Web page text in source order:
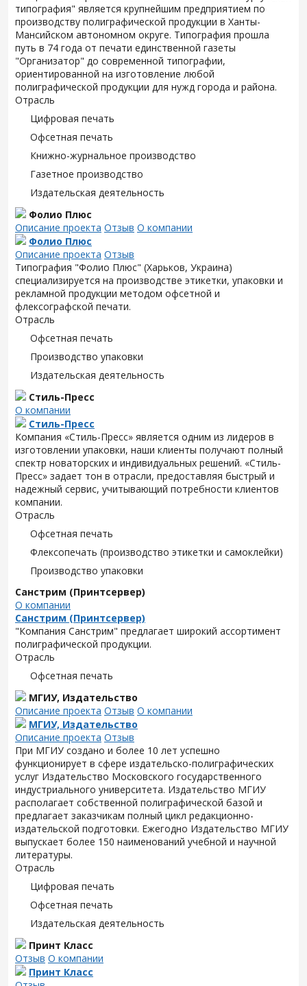
типография" является крупнейшим предприятием по
производству полиграфической продукции в Ханты-
Мансийском автономном округе. Типография прошла
путь в 74 года от печати единственной газеты
"Организатор" до современной типографии,
ориентированной на изготовление любой
полиграфической продукции для нужд города и района.
Отрасль
Цифровая печать
Офсетная печать
Книжно-журнальное производство
Газетное производство
Издательская деятельность
Фолио Плюс
Описание проекта Отзыв О компании
Фолио Плюс
Описание проекта Отзыв
Типография "Фолио Плюс" (Харьков, Украина)
специализируется на производстве этикетки, упаковки и
рекламной продукции методом офсетной и
флексографской печати.
Отрасль
Офсетная печать
Производство упаковки
Издательская деятельность
Стиль-Пресс
О компании
Стиль-Пресс
Компания «Стиль-Пресс» является одним из лидеров в
изготовлении упаковки, наши клиенты получают полный
спектр новаторских и индивидуальных решений. «Стиль-
Пресс» задает тон в отрасли, предоставляя быстрый и
надежный сервис, учитывающий потребности клиентов
компании.
Отрасль
Офсетная печать
Флексопечать (производство этикетки и самоклейки)
Производство упаковки
Санстрим (Принтсервер)
О компании
Санстрим (Принтсервер)
"Компания Санстрим" предлагает широкий ассортимент
полиграфической продукции.
Отрасль
Офсетная печать
МГИУ, Издательство
Описание проекта Отзыв О компании
МГИУ, Издательство
Описание проекта Отзыв
При МГИУ создано и более 10 лет успешно
функционирует в сфере издательско-полиграфических
услуг Издательство Московского государственного
индустриального университета. Издательство МГИУ
располагает собственной полиграфической базой и
предлагает заказчикам полный цикл редакционно-
издательской подготовки. Ежегодно Издательство МГИУ
выпускает более 150 наименований учебной и научной
литературы.
Отрасль
Цифровая печать
Офсетная печать
Издательская деятельность
Принт Класс
Отзыв О компании
Принт Класс